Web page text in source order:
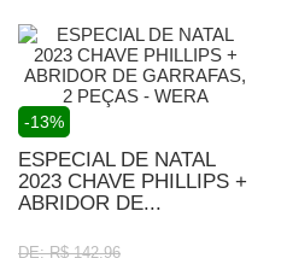
-13%
ESPECIAL DE NATAL
2023 CHAVE PHILLIPS +
ABRIDOR DE...
DE: R$ 142,96